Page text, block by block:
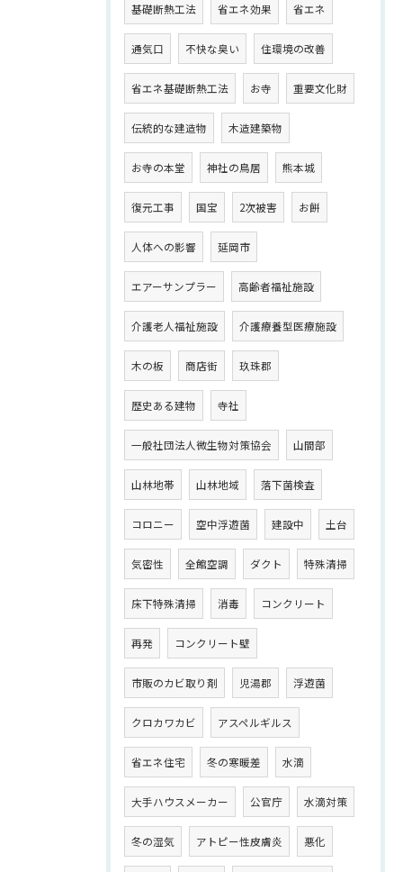
基礎断熱工法 省エネ効果 省エネ
通気口 不快な臭い 住環境の改善
省エネ基礎断熱工法 お寺 重要文化財
伝統的な建造物 木造建築物
お寺の本堂 神社の鳥居 熊本城
復元工事 国宝 2次被害 お餅
人体への影響 延岡市
エアーサンプラー 高齢者福祉施設
介護老人福祉施設 介護療養型医療施設
木の板 商店街 玖珠郡
歴史ある建物 寺社
一般社団法人微生物対策協会 山間部
山林地帯 山林地域 落下菌検査
コロニー 空中浮遊菌 建設中 土台
気密性 全館空調 ダクト 特殊清掃
床下特殊清掃 消毒 コンクリート
再発 コンクリート壁
市販のカビ取り剤 児湯郡 浮遊菌
クロカワカビ アスペルギルス
省エネ住宅 冬の寒暖差 水滴
大手ハウスメーカー 公官庁 水滴対策
冬の湿気 アトピー性皮膚炎 悪化